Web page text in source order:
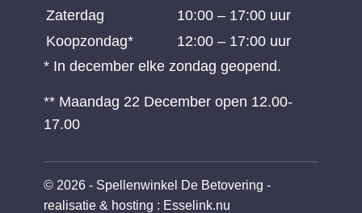
Zaterdag
10:00 – 17:00 uur
Koopzondag*
12:00 – 17:00 uur
* In december elke zondag geopend.
** Maandag 22 December open 12.00-
17.00
© 2026 - Spellenwinkel De Betovering -
realisatie & hosting : Esselink.nu